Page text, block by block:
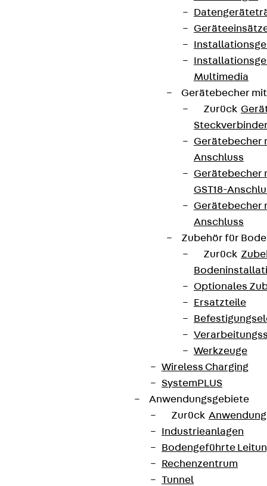
Multimedia
Gerätebecher
Zurück
Gerätebecher
Anschluss
Gerätebecher
GST18-
Gerätebecher
Anschluss
Zubehör für
Zurück
Optionales
Ersatzteile
Werkzeuge
Wireless Charging
SystemPLUS
Anwendungsgebiete
Zurück
Industrieanlagen
Bodengeführte
Rechenzentrum
Tunnel
Partner von Anfang bis Zukunft.